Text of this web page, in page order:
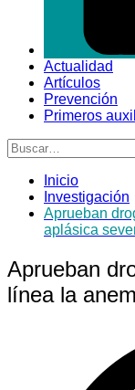
Actualidad
Artículos
Prevención
Primeros
Inicio
Investigación
Aprueban
aplásica
Aprueban
línea la